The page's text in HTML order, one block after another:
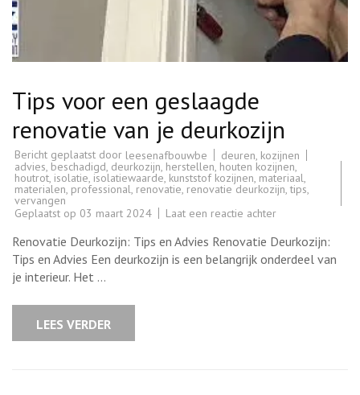
Tips voor een geslaagde
renovatie van je deurkozijn
Bericht geplaatst door leesenafbouwbe deuren kozijnen
advies, beschadigd, deurkozijn, herstellen, houten kozijnen,
houtrot, isolatie, isolatiewaarde, kunststof kozijnen, materiaal,
materialen, professional, renovatie, renovatie deurkozijn,tips,
vervangen
Geplaatst op 03 maart 2024 Laat een reactie achterop
voor
een
geslaagde
renovatie
Renovatie Deurkozijn: Tips en Advies Renovatie Deurkozijn:
Tips en Advies Een deurkozijn is een belangrijk onderdeel van
je interieur. Het …
LEES VERDER